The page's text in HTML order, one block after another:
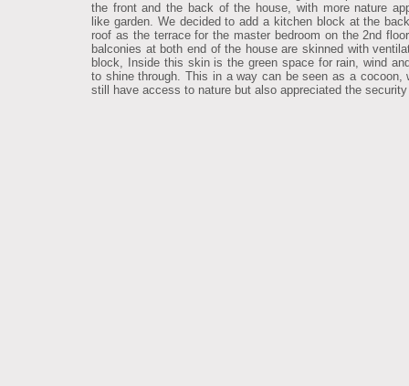
the front and the back of the house, with more nature
like garden. We decided to add a kitchen block at the
roof as the terrace for the master bedroom on the 2nd
balconies at both end of the house are skinned with
block, Inside this skin is the green space for rain, wind
to shine through. This in a way can be seen as a cocoon,
still have access to nature but also appreciated the